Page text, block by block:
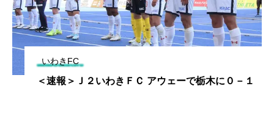
いわきFC
＜速報＞Ｊ２いわきＦＣ アウェーで栃木に０－１